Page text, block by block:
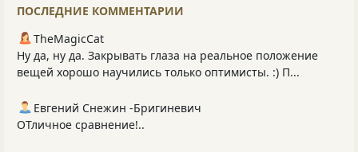
ПОСЛЕДНИЕ КОММЕНТАРИИ
TheMagicCat
Ну да, ну да. Закрывать глаза на реальное положение
вещей хорошо научились только оптимисты. :) П...
Евгений Снежин -Бригиневич
ОТличное сравнение!..